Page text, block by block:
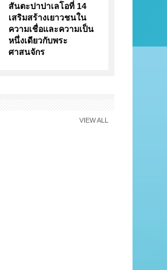
สันตะปาปาเลโอที่ 14
เสริมสร้างเยาวชนใน
ความเชื่อและความเป็น
หนึ่งเดียวกับพระ
ศาสนจักร
VIEW ALL